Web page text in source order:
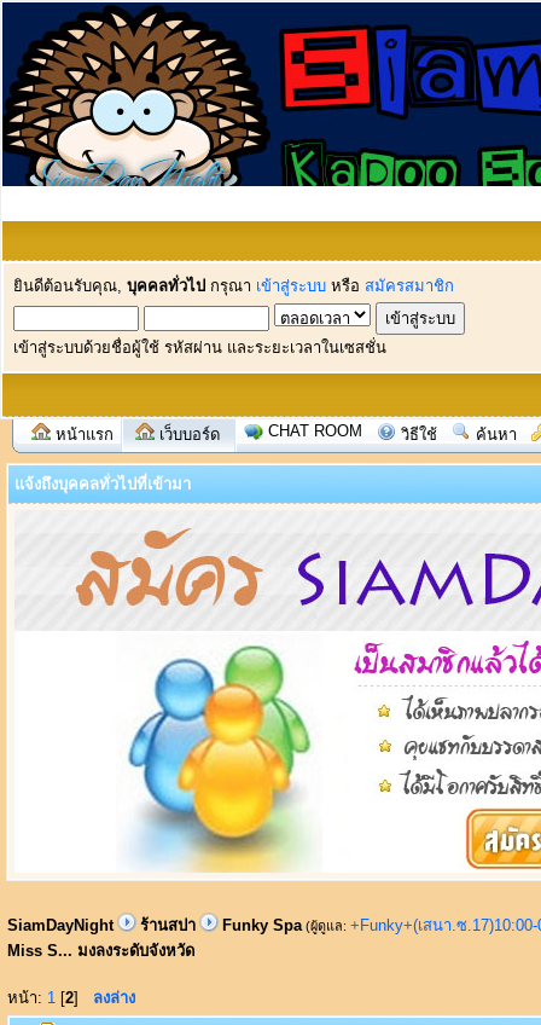
ยินดีต้อนรับคุณ, บุคคลทั่วไป กรุณา เข้าสู่ระบบ หรือ สมัครสมาชิก
เข้าสู่ระบบด้วยชื่อผู้ใช้ รหัสผ่าน และระยะเวลาในเซสชั่น
หน้าแรก เว็บบอร์ด CHAT ROOM วิธีใช้ ค้นหา
แจ้งถึงบุคคลทั่วไปที่เข้ามา
SiamDayNight ร้านสปา Funky Spa (ผู้ดูแล: +Funky+(เสนา.ซ
Miss S... มงลงระดับจังหวัด
หน้า: 1 [2] ลงล่าง